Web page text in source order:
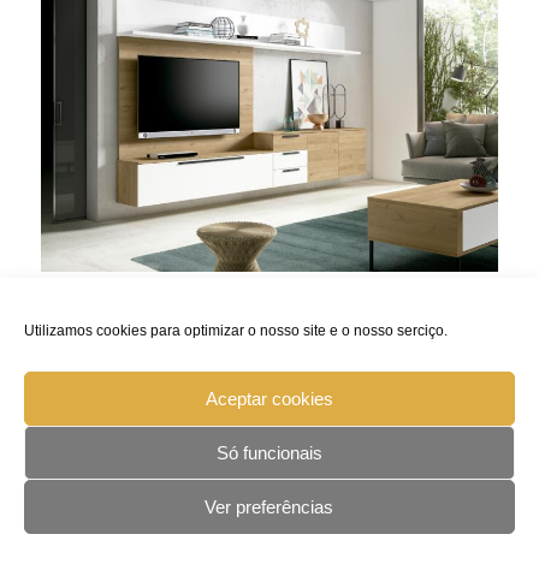
Utilizamos cookies para optimizar o nosso site e o nosso serciço.
Aceptar cookies
Só funcionais
Ver preferências
cambio de armario, un asunto sobre el que
encontrarás varios artículos interesantes en este
blog. Con estas fotos de nuestro catálogo
¿no te dan ganas de pasar tiempo en el sofá
con la mantita?